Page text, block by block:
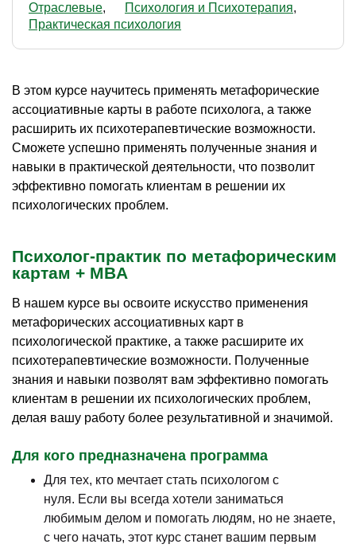
Отраслевые
Психология и Психотерапия
Практическая психология
В этом курсе научитесь применять метафорические
ассоциативные карты в работе психолога, а также
расширить их психотерапевтические возможности.
Сможете успешно применять полученные знания и
навыки в практической деятельности, что позволит
эффективно помогать клиентам в решении их
психологических проблем.
Психолог-практик по метафорическим
картам + MBA
В нашем курсе вы освоите искусство применения
метафорических ассоциативных карт в
психологической практике, а также расширите их
психотерапевтические возможности. Полученные
знания и навыки позволят вам эффективно помогать
клиентам в решении их психологических проблем,
делая вашу работу более результативной и значимой.
Для кого предназначена программа
Для тех, кто мечтает стать психологом с
нуля. Если вы всегда хотели заниматься
любимым делом и помогать людям, но не знаете,
с чего начать, этот курс станет вашим первым